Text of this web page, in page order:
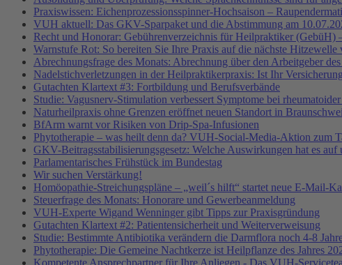
Praxiswissen: Eichenprozessionsspinner-Hochsaison –
VUH aktuell: Das GKV-Sparpaket und die Abstimmung am
Recht und Honorar: Gebührenverzeichnis für Heilpraktiker (GebüH)
Warnstufe Rot: So bereiten Sie Ihre Praxis auf die nächste Hitzewelle
Abrechnungsfrage des Monats: Abrechnung über den Arbeitgeber
Nadelstichverletzungen in der Heilpraktikerpraxis: Ist Ihr
Gutachten Klartext #3: Fortbildung und Berufsverbände
Studie: Vagusnerv-Stimulation verbessert Symptome bei
Naturheilpraxis ohne Grenzen eröffnet neuen Standort in
BfArm warnt vor Risiken von Drip-Spa-Infusionen
Phytotherapie – was heilt denn da? VUH-Social-Media-Aktion zum
GKV-Beitragsstabilisierungsgesetz: Welche Auswirkungen hat es auf
Parlamentarisches Frühstück im Bundestag
Wir suchen Verstärkung!
Homöopathie-Streichungspläne – „weil´s hilft“ startet neue E-Mail-
Steuerfrage des Monats: Honorare und Gewerbeanmeldung
VUH-Experte Wigand Wenninger gibt Tipps zur Praxisgründung
Gutachten Klartext #2: Patientensicherheit und Weiterverweisung
Studie: Bestimmte Antibiotika verändern die Darmflora noch 4-8
Phytotherapie: Die Gemeine Nachtkerze ist Heilpflanze des Jahres